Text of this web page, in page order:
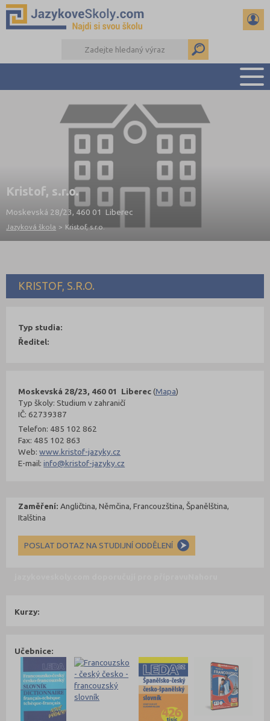
PŘEHLED ŠKOL
PŘÍPRAVA NA ZKOUŠKY A K MATURITĚ
RADY A ČLÁNKY
KONTAKTY
DALŠÍ DRUHY ŠKOL
Kristof, s.r.o.
Moskevská 28/23, 460 01 Liberec
Jazyková škola > Kristof, s.r.o.
KRISTOF, S.R.O.
Moskevská 28/23, 460 01 Liberec(Mapa)
Typ školy: Studium v zahraničí
IČ: 62739387
Telefon: 485 102 862
Fax: 485 102 863
Web:www.kristof-jazyky.cz
E-mail:info@kristof-jazyky.cz
Typ studia:
Ředitel:
Zaměření: Angličtina, Němčina, Francouzština, Španělština,
Italština
POSLAT DOTAZ NA STUDIJNÍ ODDĚLENÍ
Kurzy:
Učebnice: